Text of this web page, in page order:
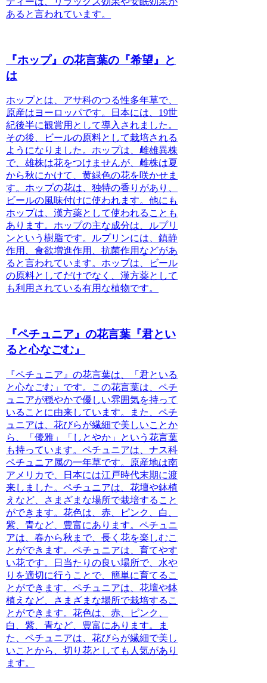
あると言われています。
『ホップ』の花言葉の『希望』と
は
ホップとは、アサ科のつる性多年草で、
原産はヨーロッパです。日本には、19世
紀後半に観賞用として導入されました。
その後、ビールの原料として栽培される
ようになりました。ホップは、雌雄異株
で、雄株は花をつけませんが、雌株は夏
から秋にかけて、黄緑色の花を咲かせま
す。ホップの花は、独特の香りがあり、
ビールの風味付けに使われます。他にも
ホップは、漢方薬として使われることも
あります。ホップの主な成分は、ルプリ
ンという樹脂です。ルプリンには、鎮静
作用、食欲増進作用、抗菌作用などがあ
ると言われています。ホップは、ビール
の原料としてだけでなく、漢方薬として
も利用されている有用な植物です。
『ペチュニア』の花言葉『君とい
ると心なごむ』
『ペチュニア』の花言葉は、「君といる
と心なごむ」 です。この花言葉は、ペチ
ュニアが穏やかで優しい雰囲気を持って
いることに由来しています。また、ペチ
ュニアは、花びらが繊細で美しいことか
ら、「優雅」「しとやか」という花言葉
も持っています。ペチュニアは、ナス科
ペチュニア属の一年草です。原産地は南
アメリカで、日本には江戸時代末期に渡
来しました。ペチュニアは、花壇や鉢植
えなど、さまざまな場所で栽培すること
ができます。花色は、赤、ピンク、白、
紫、青など、豊富にあります。ペチュニ
アは、春から秋まで、長く花を楽しむこ
とができます。ペチュニアは、育てやす
い花です。日当たりの良い場所で、水や
りを適切に行うことで、簡単に育てるこ
とができます。ペチュニアは、花壇や鉢
植えなど、さまざまな場所で栽培するこ
とができます。花色は、赤、ピンク、
白、紫、青など、豊富にあります。ま
た、ペチュニアは、花びらが繊細で美し
いことから、切り花としても人気があり
ます。